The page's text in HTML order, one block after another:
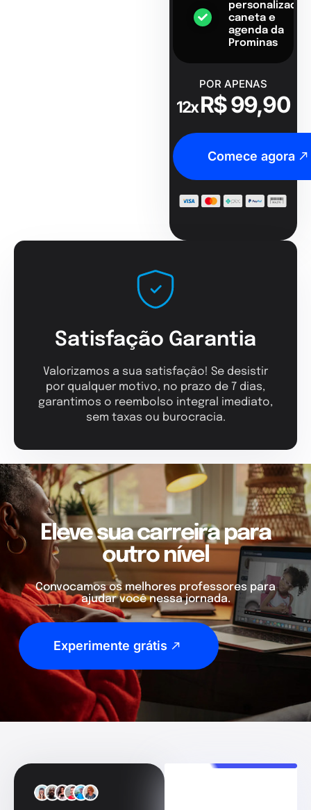
personalizado,
caneta e
agenda da
Prominas
POR APENAS
12xR$ 99,90
Comece agora
Satisfação Garantia
Valorizamos a sua satisfação! Se desistir
por qualquer motivo, no prazo de 7 dias,
garantimos o reembolso integral imediato,
sem taxas ou burocracia.
Eleve sua carreira para
outro nível
Convocamos os melhores professores para
ajudar você nessa jornada.
Experimente grátis